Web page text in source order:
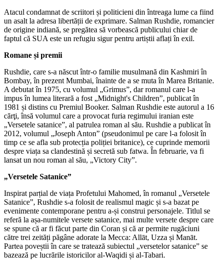
Atacul condamnat de scriitori și politicieni din întreaga lume ca fiind
un asalt la adresa libertății de exprimare. Salman Rushdie, romancier
de origine indiană, se pregătea să vorbească publicului chiar de
faptul că SUA este un refugiu sigur pentru artiștii aflați în exil.
Romane și premii
Rushdie, care s-a născut într-o familie musulmană din Kashmiri în
Bombay, în prezent Mumbai, înainte de a se muta în Marea Britanie.
A debutat în 1975, cu volumul „Grimus”, dar romanul care l-a
impus în lumea literară a fost „Midnight's Children”, publicat în
1981 și distins cu Premiul Booker. Salman Rushdie este autorul a 16
cărţi, însă volumul care a provocat furia regimului iranian este
„Versetele satanice”, al patrulea roman al său. Rushdie a publicat în
2012, volumul „Joseph Anton” (pseudonimul pe care l-a folosit în
timp ce se afla sub protecția poliției britanice), ce cuprinde memorii
despre viața sa clandestină și secretă sub fatwa. În februarie, va fi
lansat un nou roman al său, „Victory City”.
„Versetele Satanice”
Inspirat parțial de viața Profetului Mahomed, în romanul „Versetele
Satanice”, Rushdie s-a folosit de realismul magic și s-a bazat pe
evenimente contemporane pentru a-și construi personajele. Titlul se
referă la așa-numitele versete satanice, mai multe versete despre care
se spune că ar fi făcut parte din Coran și că ar permite rugăciuni
către trei zeități păgâne adorate la Mecca: Allāt, Uzza și Manāt.
Partea poveștii în care se tratează subiectul „versetelor satanice” se
bazează pe lucrările istoricilor al-Waqidi și al-Tabari.